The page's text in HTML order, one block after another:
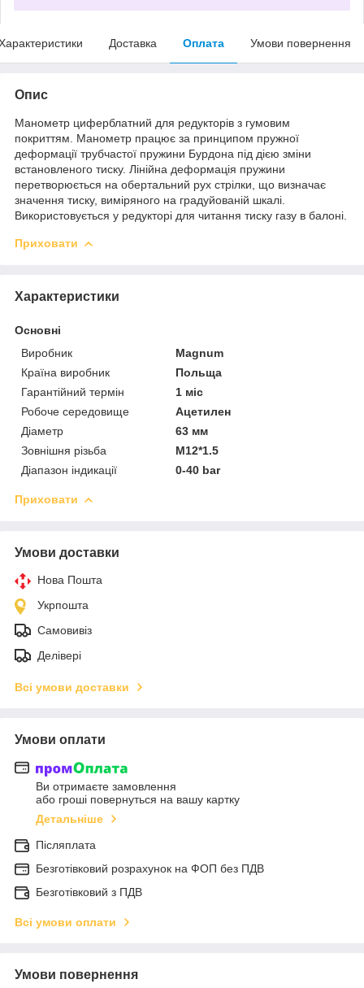
Доставка Оплата Умови повернення
Опис
Манометр циферблатний для редукторів з гумовим
покриттям. Манометр працює за принципом пружної
деформації трубчастої пружини Бурдона під дією зміни
встановленого тиску. Лінійна деформація пружини
перетворюється на обертальний рух стрілки, що визначає
значення тиску, виміряного на градуйованій шкалі.
Використовується у редукторі для читання тиску газу в балоні.
Приховати
Характеристики
Основні
Виробник
Magnum
Країна виробник
Польща
Гарантійний термін
1 міс
Робоче середовище
Ацетилен
Діаметр
63 мм
Зовнішня різьба
M12*1.5
Діапазон індикації
0-40 bar
Приховати
Умови доставки
Нова Пошта
Укрпошта
Самовивіз
Делівері
Всі умови доставки
Умови оплати
Ви отримаєте замовлення
або гроші повернуться на вашу картку
Детальніше
Післяплата
Безготівковий розрахунок на ФОП без ПДВ
Безготівковий з ПДВ
Всі умови оплати
Умови повернення